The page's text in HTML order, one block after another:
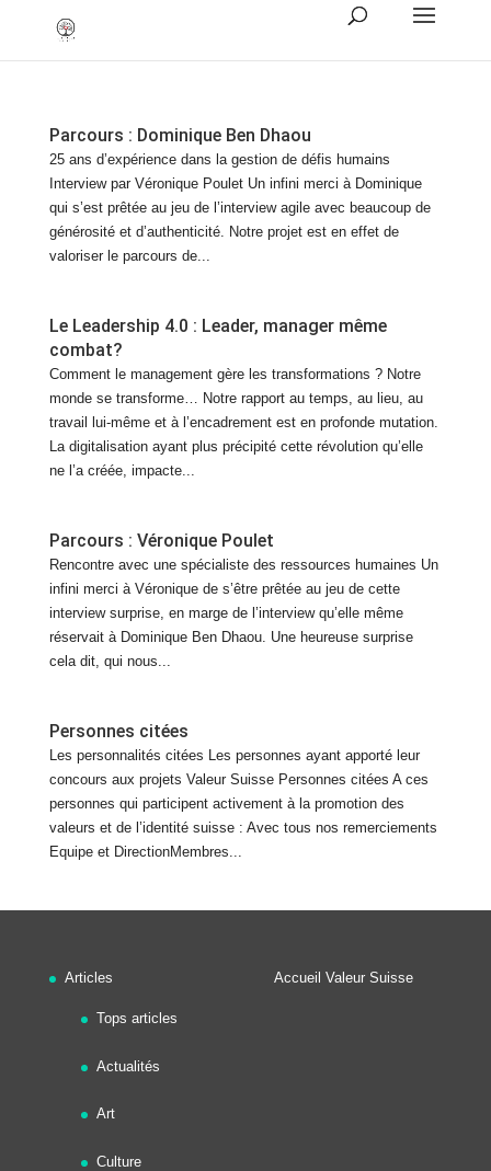
Parcours : Dominique Ben Dhaou
25 ans d’expérience dans la gestion de défis humains
Interview par Véronique Poulet Un infini merci à Dominique
qui s’est prêtée au jeu de l’interview agile avec beaucoup de
générosité et d’authenticité. Notre projet est en effet de
valoriser le parcours de...
Le Leadership 4.0 : Leader, manager même
combat?
Comment le management gère les transformations ? Notre
monde se transforme… Notre rapport au temps, au lieu, au
travail lui-même et à l’encadrement est en profonde mutation.
La digitalisation ayant plus précipité cette révolution qu’elle
ne l’a créée, impacte...
Parcours : Véronique Poulet
Rencontre avec une spécialiste des ressources humaines Un
infini merci à Véronique de s’être prêtée au jeu de cette
interview surprise, en marge de l’interview qu’elle même
réservait à Dominique Ben Dhaou. Une heureuse surprise
cela dit, qui nous...
Personnes citées
Les personnalités citées Les personnes ayant apporté leur
concours aux projets Valeur Suisse Personnes citées A ces
personnes qui participent activement à la promotion des
valeurs et de l’identité suisse : Avec tous nos remerciements
Equipe et DirectionMembres...
Articles
Tops articles
Actualités
Art
Culture
Accueil Valeur Suisse